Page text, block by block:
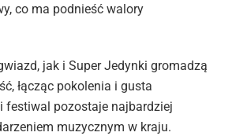
co ma podnieść walory
jak i Super Jedynki gromadzą
łącząc pokolenia i gusta
festiwal pozostaje najbardziej
muzycznym w kraju.